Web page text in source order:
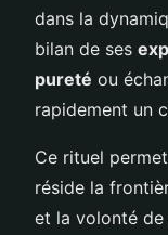
dans la
bilan de ses
pureté ou
rapidement un
Ce rituel
réside la
et la volonté de